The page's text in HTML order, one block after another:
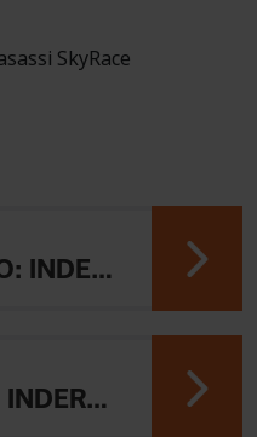
COPPA DEL MONDO: INDERST 45° VINCONO AEBERSOLD E SVENSK
WORLD CUP: SEBA INDERST ACCEDE ALLA FINALE A
SkyRace